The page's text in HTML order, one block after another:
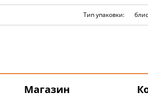
Тип упаковки:
Магазин